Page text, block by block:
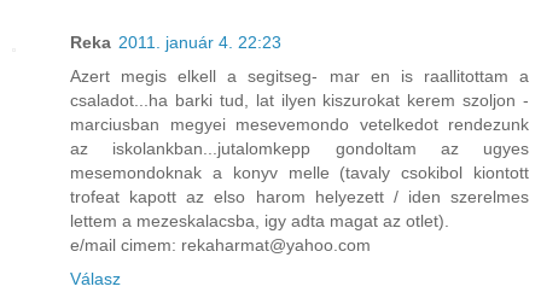
Reka 2011. január 4. 22:23
Azert megis elkell a segitseg- mar en is raallitottam a
csaladot...ha barki tud, lat ilyen kiszurokat kerem szoljon -
marciusban megyei mesevemondo vetelkedot rendezunk
az iskolankban...jutalomkepp gondoltam az ugyes
mesemondoknak a konyv melle (tavaly csokibol kiontott
trofeat kapott az elso harom helyezett / iden szerelmes
lettem a mezeskalacsba, igy adta magat az otlet).
e/mail cimem: rekaharmat@yahoo.com
Válasz